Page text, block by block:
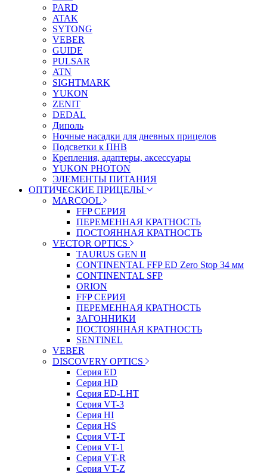
PARD
ATAK
SYTONG
VEBER
GUIDE
PULSAR
ATN
SIGHTMARK
YUKON
ZENIT
DEDAL
Диполь
Ночные насадки для дневных прицелов
Подсветки к ПНВ
Крепления, адаптеры, аксессуары
YUKON PHOTON
ЭЛЕМЕНТЫ ПИТАНИЯ
ОПТИЧЕСКИЕ ПРИЦЕЛЫ
MARCOOL
FFP СЕРИЯ
ПЕРЕМЕННАЯ КРАТНОСТЬ
ПОСТОЯННАЯ КРАТНОСТЬ
VECTOR OPTICS
TAURUS GEN II
CONTINENTAL FFP ED Zero Stop 34 мм
CONTINENTAL SFP
ORION
FFP СЕРИЯ
ПЕРЕМЕННАЯ КРАТНОСТЬ
ЗАГОННИКИ
ПОСТОЯННАЯ КРАТНОСТЬ
SENTINEL
VEBER
DISCOVERY OPTICS
Серия ED
Серия HD
Серия ED-LHT
Серия VT-3
Серия HI
Серия HS
Серия VT-T
Серия VT-1
Серия VT-R
Серия VT-Z